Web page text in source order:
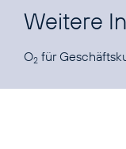
Weitere
O2 für